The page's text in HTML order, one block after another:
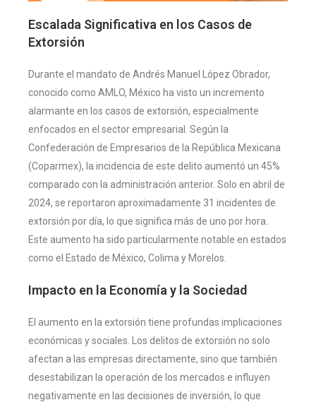
Escalada Significativa en los Casos de
Extorsión
Durante el mandato de Andrés Manuel López Obrador,
conocido como AMLO, México ha visto un incremento
alarmante en los casos de extorsión, especialmente
enfocados en el sector empresarial. Según la
Confederación de Empresarios de la República Mexicana
(Coparmex), la incidencia de este delito aumentó un 45%
comparado con la administración anterior. Solo en abril de
2024, se reportaron aproximadamente 31 incidentes de
extorsión por día, lo que significa más de uno por hora.
Este aumento ha sido particularmente notable en estados
como el Estado de México, Colima y Morelos​.
Impacto en la Economía y la Sociedad
El aumento en la extorsión tiene profundas implicaciones
económicas y sociales. Los delitos de extorsión no solo
afectan a las empresas directamente, sino que también
desestabilizan la operación de los mercados e influyen
negativamente en las decisiones de inversión, lo que